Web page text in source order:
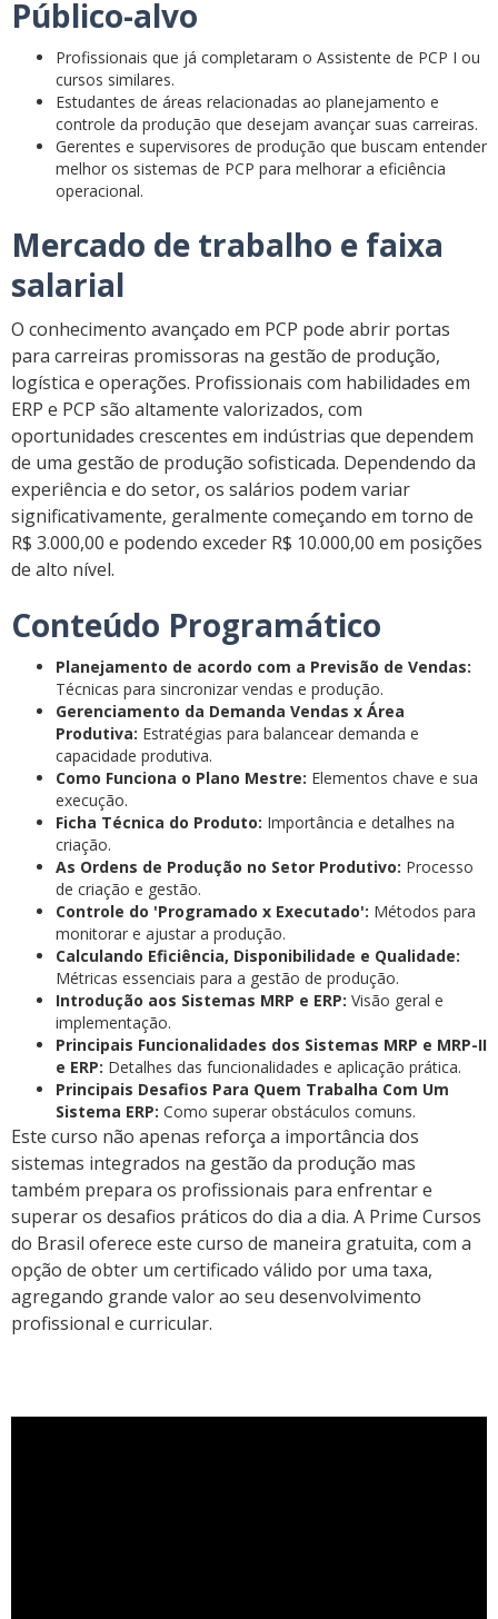
Público-alvo
Profissionais que já completaram o Assistente de PCP I ou
cursos similares.
Estudantes de áreas relacionadas ao planejamento e
controle da produção que desejam avançar suas carreiras.
Gerentes e supervisores de produção que buscam entender
melhor os sistemas de PCP para melhorar a eficiência
operacional.
Mercado de trabalho e faixa
salarial
O conhecimento avançado em PCP pode abrir portas
para carreiras promissoras na gestão de produção,
logística e operações. Profissionais com habilidades em
ERP e PCP são altamente valorizados, com
oportunidades crescentes em indústrias que dependem
de uma gestão de produção sofisticada. Dependendo da
experiência e do setor, os salários podem variar
significativamente, geralmente começando em torno de
R$ 3.000,00 e podendo exceder R$ 10.000,00 em posições
de alto nível.
Conteúdo Programático
Planejamento de acordo com a Previsão de Vendas:
Técnicas para sincronizar vendas e produção.
Gerenciamento da Demanda Vendas x Área
Produtiva: Estratégias para balancear demanda e
capacidade produtiva.
Como Funciona o Plano Mestre: Elementos chave e sua
execução.
Ficha Técnica do Produto: Importância e detalhes na
criação.
As Ordens de Produção no Setor Produtivo: Processo
de criação e gestão.
Controle do 'Programado x Executado': Métodos para
monitorar e ajustar a produção.
Calculando Eficiência, Disponibilidade e Qualidade:
Métricas essenciais para a gestão de produção.
Introdução aos Sistemas MRP e ERP: Visão geral e
implementação.
Principais Funcionalidades dos Sistemas MRP e MRP-II
e ERP: Detalhes das funcionalidades e aplicação prática.
Principais Desafios Para Quem Trabalha Com Um
Sistema ERP: Como superar obstáculos comuns.
Este curso não apenas reforça a importância dos
sistemas integrados na gestão da produção mas
também prepara os profissionais para enfrentar e
superar os desafios práticos do dia a dia. A Prime Cursos
do Brasil oferece este curso de maneira gratuita, com a
opção de obter um certificado válido por uma taxa,
agregando grande valor ao seu desenvolvimento
profissional e curricular.